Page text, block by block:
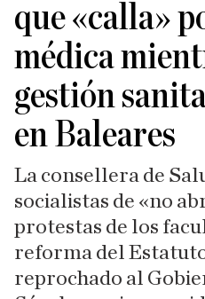
que «calla»
médica
gestión
en Baleares
La consellera de
socialistas de «no
protestas de los
reforma del
reprochado al